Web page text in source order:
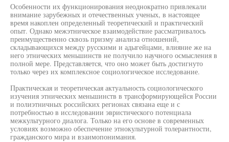
Особенности их функционирования неоднократно привлекали
внимание зарубежных и отечественных ученых, в настоящее
время накоплен определенный теоретический и практический
опыт. Однако межэтническое взаимодействие рассматривалось
преимущественно сквозь призму анализа отношений,
складывающихся между русскими и адыгейцами, влияние же на
него этнических меньшинств не получило научного осмысления в
полной мере. Представляется, что оно может быть достигнуто
только через их комплексное социологическое исследование.
Практическая и теоретическая актуальность социологического
изучения этнических меньшинств в трансформирующейся России
и полиэтничных российских регионах связана еще и с
потребностью в исследовании эвристического потенциала
межкультурного диалога. Только на его основе в современных
условиях возможно обеспечение этнокультурной толерантности,
гражданского мира и взаимопонимания.